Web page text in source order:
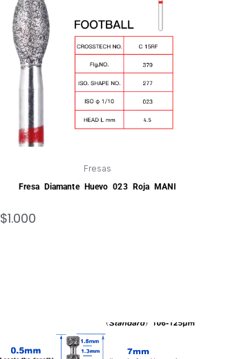
Fresas
Fresa Diamante Huevo 023 Roja MANI
$1.000